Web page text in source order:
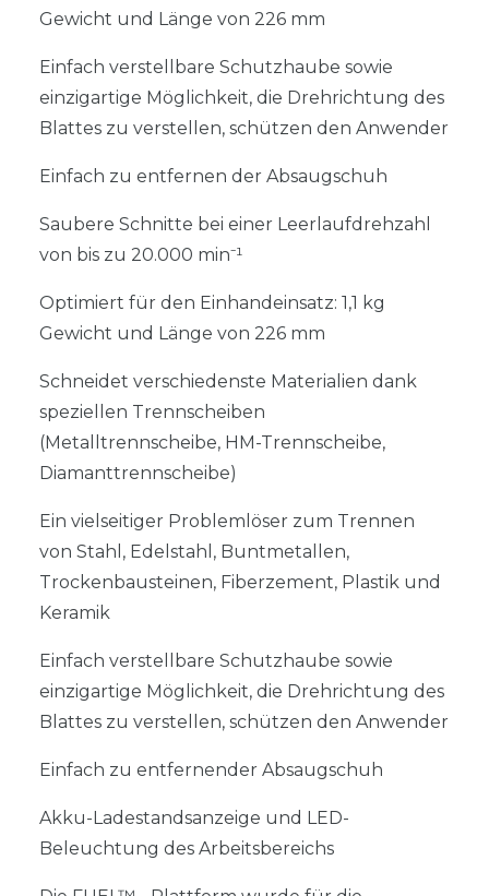
Gewicht und Länge von 226 mm
Einfach verstellbare Schutzhaube sowie
einzigartige Möglichkeit, die Drehrichtung des
Blattes zu verstellen, schützen den Anwender
Einfach zu entfernen der Absaugschuh
Saubere Schnitte bei einer Leerlaufdrehzahl
von bis zu 20.000 min⁻¹
Optimiert für den Einhandeinsatz: 1,1 kg
Gewicht und Länge von 226 mm
Schneidet verschiedenste Materialien dank
speziellen Trennscheiben
(Metalltrennscheibe, HM-Trennscheibe,
Diamanttrennscheibe)
Ein vielseitiger Problemlöser zum Trennen
von Stahl, Edelstahl, Buntmetallen,
Trockenbausteinen, Fiberzement, Plastik und
Keramik
Einfach verstellbare Schutzhaube sowie
einzigartige Möglichkeit, die Drehrichtung des
Blattes zu verstellen, schützen den Anwender
Einfach zu entfernender Absaugschuh
Akku-Ladestandsanzeige und LED-
Beleuchtung des Arbeitsbereichs